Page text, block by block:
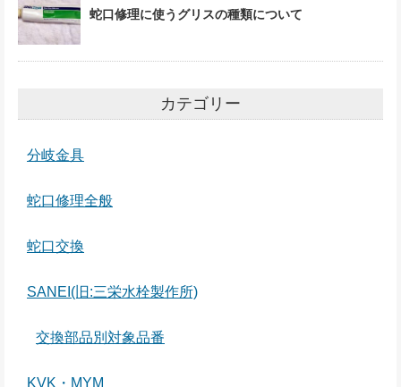
蛇口修理に使うグリスの種類について
カテゴリー
分岐金具
蛇口修理全般
蛇口交換
SANEI(旧:三栄水栓製作所)
交換部品別対象品番
KVK・MYM